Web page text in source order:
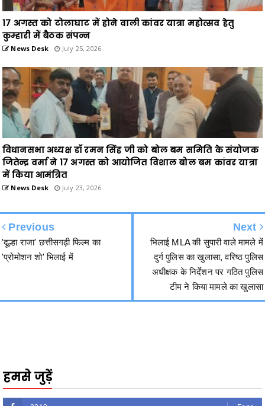
News Desk July 25, 2026
विधानसभा अध्यक्ष डॉ रमन सिंह जी को बोल बम समिति के संयोजक
जितेन्द्र वर्मा ने 17 अगस्त को आयोजित विशाल बोल बम कांवर यात्रा
में किया आमंत्रित
News Desk July 23, 2026
Previous
'प्रोमोशन शो' भिलाई में
दुर्ग पुलिस का खुलासा, वरिष्ठ पुलिस
अधीक्षक के निर्देशन पर गठित पुलिस
टीम ने किया मामले का खुलासा
2340
3290 Followers